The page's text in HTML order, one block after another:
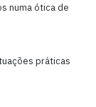
numa ótica de
práticas